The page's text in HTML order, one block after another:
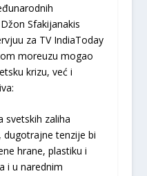
Sfakijanakis
za TV IndiaToday
moreuzu mogao
krizu, već i
svetskih zaliha
tenzije bi
hrane, plastiku i
i u narednim